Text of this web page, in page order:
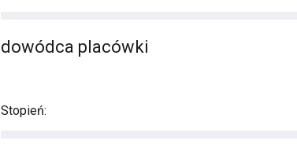
dowódca placówki
Stopień: